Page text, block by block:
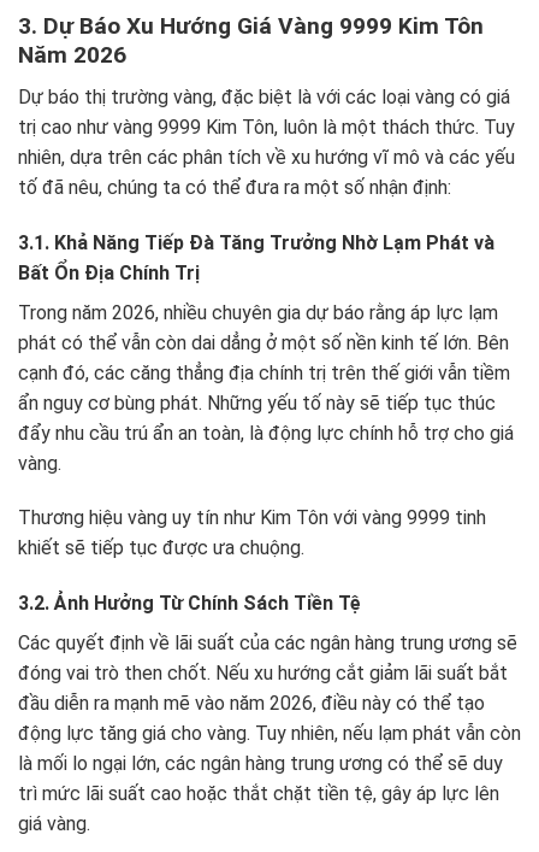
3. Dự Báo Xu Hướng Giá Vàng 9999 Kim Tôn
Năm 2026
Dự báo thị trường vàng, đặc biệt là với các loại vàng có giá
trị cao như vàng 9999 Kim Tôn, luôn là một thách thức. Tuy
nhiên, dựa trên các phân tích về xu hướng vĩ mô và các yếu
tố đã nêu, chúng ta có thể đưa ra một số nhận định:
3.1. Khả Năng Tiếp Đà Tăng Trưởng Nhờ Lạm Phát và
Bất Ổn Địa Chính Trị
Trong năm 2026, nhiều chuyên gia dự báo rằng áp lực lạm
phát có thể vẫn còn dai dẳng ở một số nền kinh tế lớn. Bên
cạnh đó, các căng thẳng địa chính trị trên thế giới vẫn tiềm
ẩn nguy cơ bùng phát. Những yếu tố này sẽ tiếp tục thúc
đẩy nhu cầu trú ẩn an toàn, là động lực chính hỗ trợ cho giá
vàng.
Thương hiệu vàng uy tín như Kim Tôn với vàng 9999 tinh
khiết sẽ tiếp tục được ưa chuộng.
3.2. Ảnh Hưởng Từ Chính Sách Tiền Tệ
Các quyết định về lãi suất của các ngân hàng trung ương sẽ
đóng vai trò then chốt. Nếu xu hướng cắt giảm lãi suất bắt
đầu diễn ra mạnh mẽ vào năm 2026, điều này có thể tạo
động lực tăng giá cho vàng. Tuy nhiên, nếu lạm phát vẫn còn
là mối lo ngại lớn, các ngân hàng trung ương có thể sẽ duy
trì mức lãi suất cao hoặc thắt chặt tiền tệ, gây áp lực lên
giá vàng.